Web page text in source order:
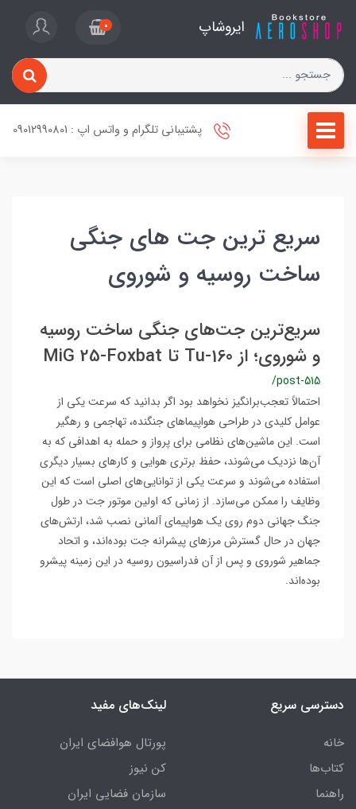
ایروشاپ 0
پشتیبانی تلگرام و واتس اپ : 09012990801
سریع ترین جت های جنگی
ساخت روسیه و شوروی
سریع‌ترین جت‌های جنگی ساخت روسیه
و شوروی؛ از Tu-160 تا MiG 25-Foxbat
/post-515
احتمالاً تعجب‌برانگیز نخواهد بود اگر بدانید که سرعت یکی از
عوامل کلیدی در طراحی هواپیماهای جنگنده، تهاجمی و رهگیر
است. این ماشین‌های نظامی برای پرواز و حمله به اهدافی که به
آن‌ها نزدیک می‌شوند، حفظ برتری هوایی و کارهای بسیار دیگری
استفاده می‌شوند و سرعت یکی از توانایی‌های اصلی است که این
وظایف را ممکن می‌سازد. از زمانی که اولین موتور جت در طول
جنگ جهانی دوم روی یک هواپیمای آلمانی نصب شد، ارتش‌های
جهان در حال گسترش مرزهای پیشرانه جت بوده‌اند، و اتحاد
جماهیر شوروی و پس از آن فدراسیون روسیه در این زمینه پیشرو
بوده‌اند.
دسترسی سریع
خانه
کتاب‌ها
راهنما
لینک‌های مفید
پورتال هوافضای ایران
کن نیوز
سازمان فضایی ایران